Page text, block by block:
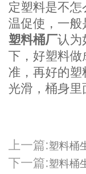
定塑料是不
温促使，一
塑料桶厂认为
下，好塑料
准，再好的
光滑，桶身
上一篇:塑料桶
下一篇:塑料桶